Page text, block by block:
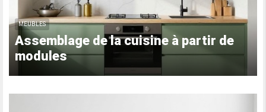
MEUBLES
Assemblage de la cuisine à partir de
modules